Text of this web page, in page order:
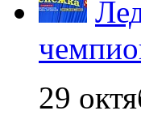
29